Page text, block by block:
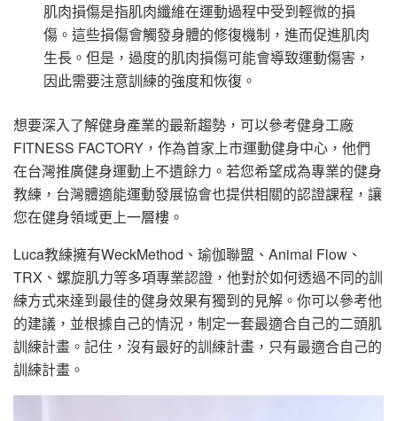
肌肉損傷是指肌肉纖維在運動過程中受到輕微的損
傷。這些損傷會觸發身體的修復機制，進而促進肌肉
生長。但是，過度的肌肉損傷可能會導致運動傷害，
因此需要注意訓練的強度和恢復。
想要深入了解健身產業的最新趨勢，可以參考健身工廠
FITNESS FACTORY，作為首家上市運動健身中心，他們
在台灣推廣健身運動上不遺餘力。若您希望成為專業的健身
教練，台灣體適能運動發展協會也提供相關的認證課程，讓
您在健身領域更上一層樓。
Luca教練擁有WeckMethod、瑜伽聯盟、Animal Flow、
TRX、螺旋肌力等多項專業認證，他對於如何透過不同的訓
練方式來達到最佳的健身效果有獨到的見解。你可以參考他
的建議，並根據自己的情況，制定一套最適合自己的二頭肌
訓練計畫。記住，沒有最好的訓練計畫，只有最適合自己的
訓練計畫。